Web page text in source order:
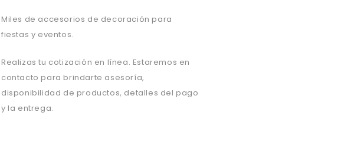
Miles de accesorios de decoración para
fiestas y eventos.
Realizas tu cotización en línea. Estaremos en
contacto para brindarte asesoría,
disponibilidad de productos, detalles del pago
y la entrega.